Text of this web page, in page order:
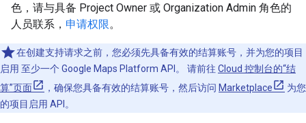
色，请与具备 Project Owner 或 Organization Admin 角色的
人员联系， 申请权限。
在创建支持请求之前，您必须先具备有效的结算账号，并为您的项目
启用 至少一个 Google Maps Platform API。 请前往 Cloud 控制台的“结
算”页面
，确保您具备有效的结算账号，然后访问 Marketplace
为您
的项目启用 API。